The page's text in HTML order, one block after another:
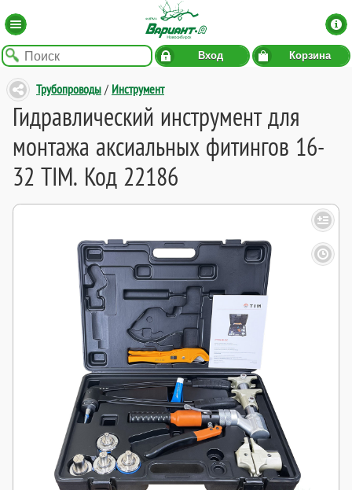
Вход Корзина
Трубопроводы / Инструмент
Гидравлический инструмент для
монтажа аксиальных фитингов 16-
32 TIM. Код 22186